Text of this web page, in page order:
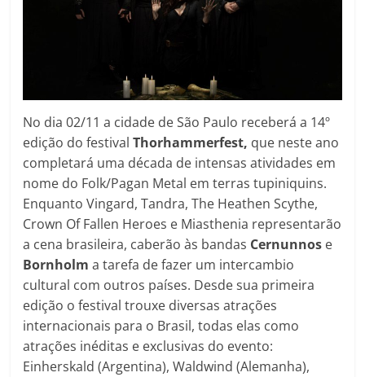
No dia 02/11 a cidade de São Paulo receberá a 14º
edição do festivalThorhammerfest, que neste ano
completará uma década de intensas atividades em
nome do Folk/Pagan Metal em terras tupiniquins.
Enquanto Vingard, Tandra, The Heathen Scythe,
Crown Of Fallen Heroes e Miasthenia representarão
a cena brasileira, caberão às bandas Cernunnos e
Bornholma tarefa de fazer um intercambio
cultural com outros países. Desde sua primeira
edição o festival trouxe diversas atrações
internacionais para o Brasil, todas elas como
atrações inéditas e exclusivas do evento:
Einherskald (Argentina), Waldwind (Alemanha),